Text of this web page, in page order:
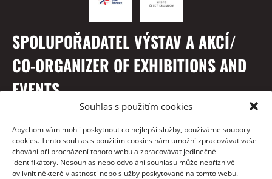
Souhlas s použitím cookies
Abychom vám mohli poskytnout co nejlepší služby, používáme soubory
cookies. Tento souhlas s použitím cookies nám umožní zpracovávat vaše
chování při procházení tohoto webu a zpracovávat jedinečné
identifikátory. Nesouhlas nebo odvolání souhlasu může nepříznivě
ovlivnit některé vlastnosti nebo služby poskytované na tomto webu.
SPOLUPOŘADATEL VÝSTAV A AKCÍ/
CO-ORGANIZER OF EXHIBITIONS AND
EVENTS